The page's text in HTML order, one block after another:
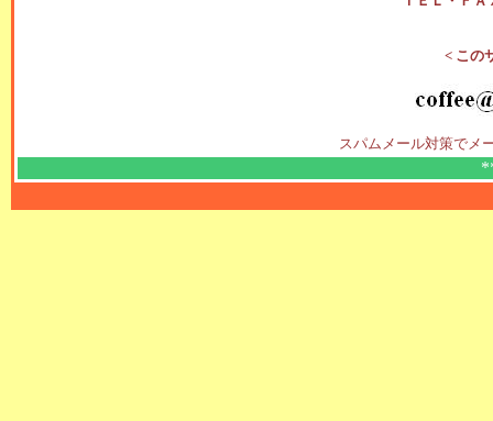
< この
スパムメール対策でメ